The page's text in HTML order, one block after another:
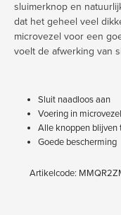
sluimerknop en
dat het geheel veel
microvezel voor een
voelt de afwerking van
Sluit naadloos aan
Voering in microvezel
Alle knoppen blijven
Goede bescherming
Artikelcode: